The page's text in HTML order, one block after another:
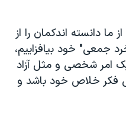
ما دانسته اندکمان را از
جمعی" خود بيافزاييم،
امر شخصی و مثل آزاد
فکر خلاص خود باشد و